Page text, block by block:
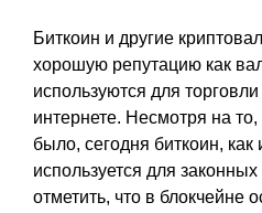
Биткоин и другие
хорошую репутацию как
используются для
интернете. Несмотря на то,
было, сегодня биткоин,
используется для
отметить, что в блокчейне